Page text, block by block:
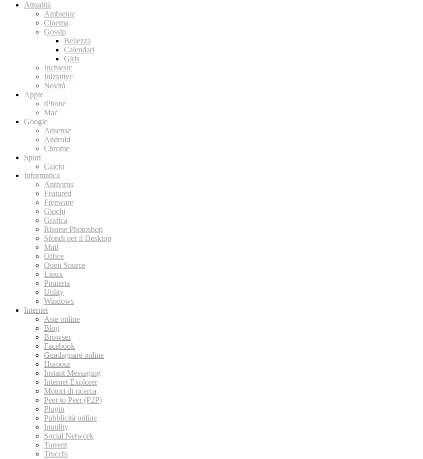
Attualità
Ambiente
Cinema
Gossip
Bellezza
Calendari
Girls
Inchieste
Iniziative
Novità
Apple
iPhone
Mac
Google
Adsense
Android
Chrome
Sport
Calcio
Informatica
Antivirus
Featured
Freeware
Giochi
Grafica
Risorse Photoshop
Sfondi per il Desktop
Mail
Office
Open Source
Linux
Pirateria
Utility
Windows
Internet
Aste online
Blog
Browser
Facebook
Guadagnare online
Humour
Instant Messaging
Internet Explorer
Motori di ricerca
Peer to Peer (P2P)
Plugin
Pubblicità online
Inutility
Social Network
Torrent
Trucchi